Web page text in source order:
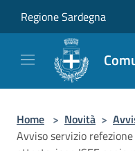
Regione Sardegna
Home > Novità >
Avviso servizio